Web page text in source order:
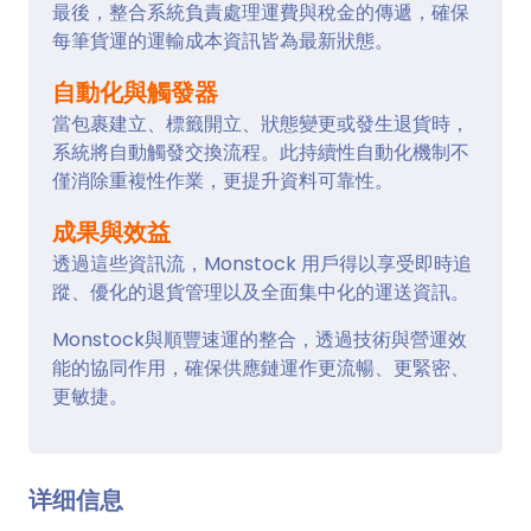
最後，整合系統負責處理運費與稅金的傳遞，確保
每筆貨運的運輸成本資訊皆為最新狀態。
自動化與觸發器
當包裹建立、標籤開立、狀態變更或發生退貨時，
系統將自動觸發交換流程。此持續性自動化機制不
僅消除重複性作業，更提升資料可靠性。
成果與效益
透過這些資訊流，Monstock 用戶得以享受即時追
蹤、優化的退貨管理以及全面集中化的運送資訊。
Monstock與順豐速運的整合，透過技術與營運效
能的協同作用，確保供應鏈運作更流暢、更緊密、
更敏捷。
详细信息